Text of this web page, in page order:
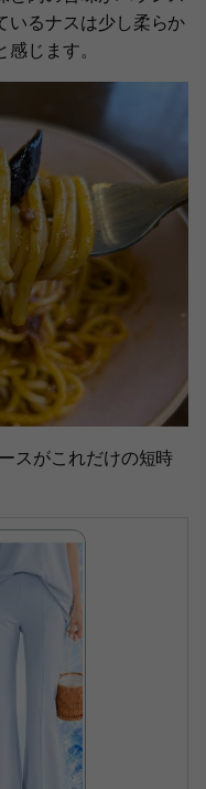
いるナスは少し柔らか
じます。
スがこれだけの短時